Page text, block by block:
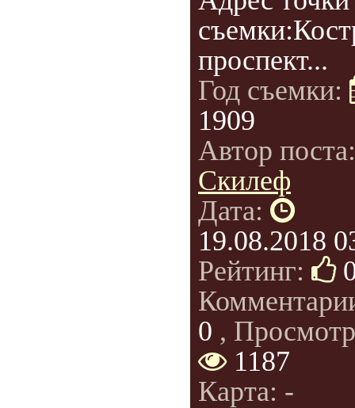
проспект...
Год съемки:
1909
Автор
Скилеф
Дата:
19.08.2018
Рейтинг:
0 ,
1187
Карта: -